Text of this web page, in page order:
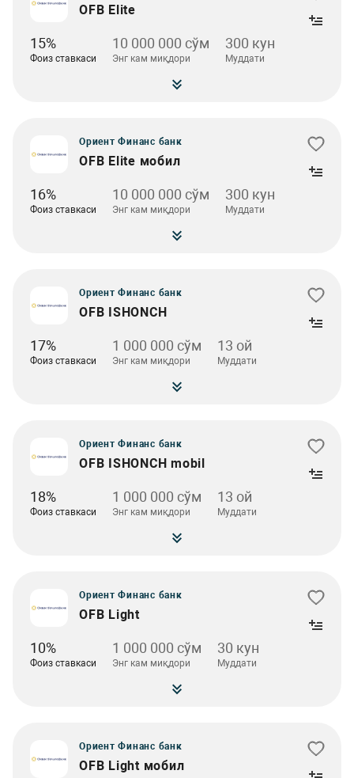
OFB Elite
15%
Фоиз ставкаси
10 000 000 сўм
Энг кам миқдори
300 кун
Муддати
Ориент Финанс банк
OFB Elite мобил
16%
Фоиз ставкаси
10 000 000 сўм
Энг кам миқдори
300 кун
Муддати
Ориент Финанс банк
OFB ISHONCH
17%
Фоиз ставкаси
1 000 000 сўм
Энг кам миқдори
13 ой
Муддати
Ориент Финанс банк
OFB ISHONCH mobil
18%
Фоиз ставкаси
1 000 000 сўм
Энг кам миқдори
13 ой
Муддати
Ориент Финанс банк
OFB Light
10%
Фоиз ставкаси
1 000 000 сўм
Энг кам миқдори
30 кун
Муддати
Ориент Финанс банк
OFB Light мобил